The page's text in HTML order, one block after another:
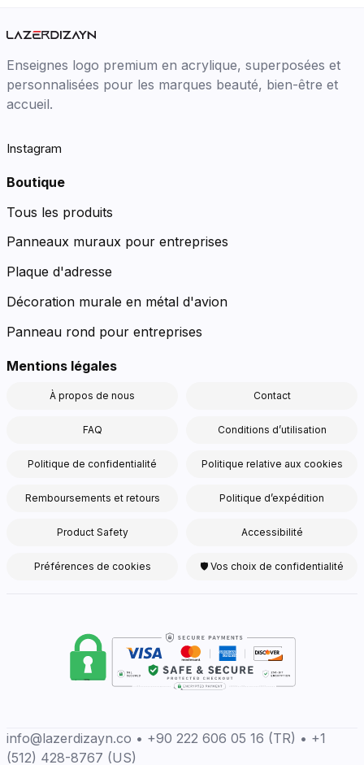
Enseignes logo premium en acrylique, superposées et
personnalisées pour les marques beauté, bien-être et
accueil.
Instagram
Boutique
Tous les produits
Panneaux muraux pour entreprises
Plaque d'adresse
Décoration murale en métal d'avion
Panneau rond pour entreprises
Mentions légales
À propos de nous Contact
FAQ Conditions d’utilisation
Politique de confidentialité Politique relative aux cookies
Remboursements et retours Politique d’expédition
Product Safety Accessibilité
Préférences de cookies 🛡 Vos choix de confidentialité
info@lazerdizayn.co • +90 222 606 05 16 (TR) • +1
(512) 428-8767 (US)